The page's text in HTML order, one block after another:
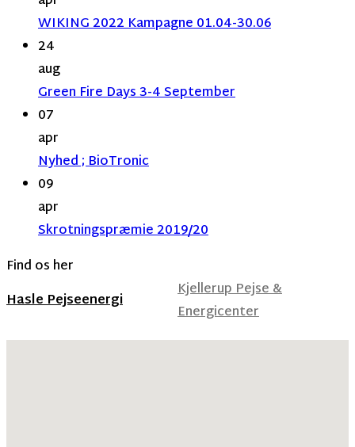
WIKING 2022 Kampagne 01.04-30.06
24
aug
Green Fire Days 3-4 September
07
apr
Nyhed ; BioTronic
09
apr
Skrotningspræmie 2019/20
Find os her
Hasle Pejseenergi
Kjellerup Pejse &
Energicenter